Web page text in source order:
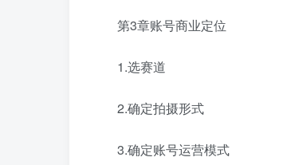
第3章账号商业定位
1.选赛道
2.确定拍摄形式
3.确定账号运营模式